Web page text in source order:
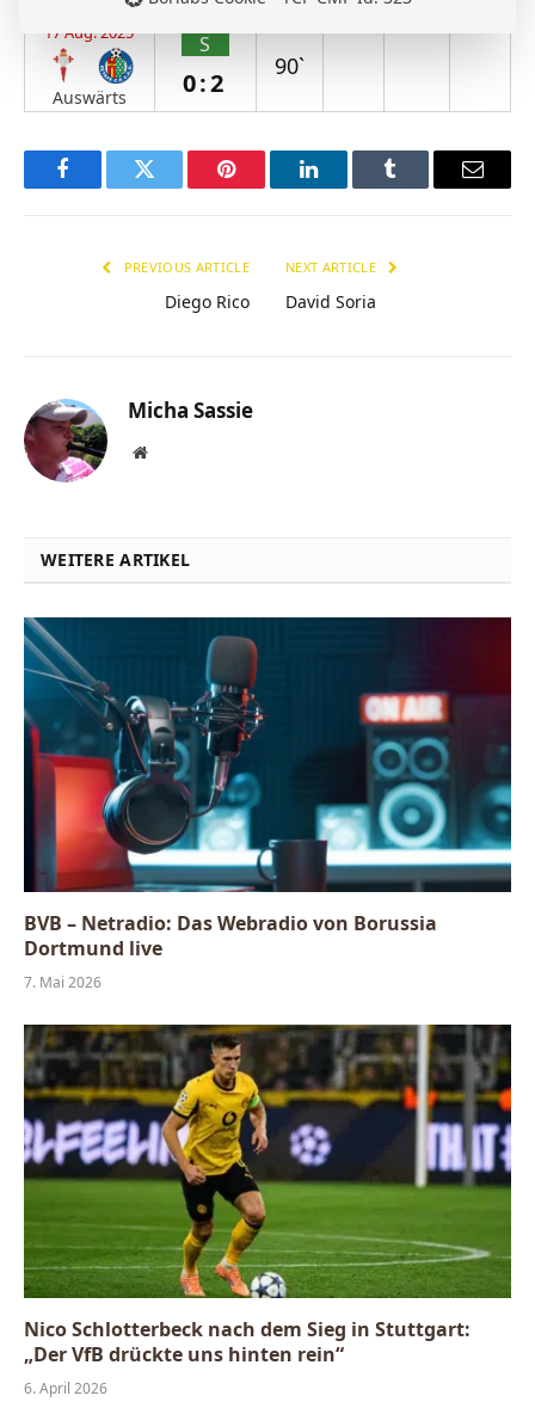
17 Aug. 2025
Auswärts
S
0:2
90`
FacebookTwitter Pinterest LinkedInTumblr Email
PREVIOUS ARTICLE
Diego Rico
NEXT ARTICLE
David Soria
Micha Sassie
Website
WEITERE ARTIKEL
BVB – Netradio: Das Webradio von Borussia
Dortmund live
7. Mai 2026
Nico Schlotterbeck nach dem Sieg in Stuttgart:
„Der VfB drückte uns hinten rein“
6. April 2026